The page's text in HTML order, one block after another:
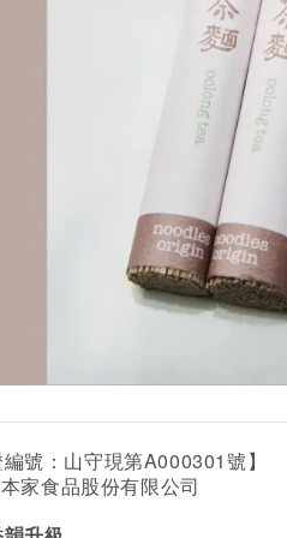
編號：山守現第A000301號】
家食品股份有限公司